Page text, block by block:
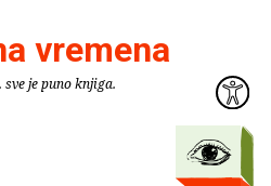
vremena
sve je puno knjiga.